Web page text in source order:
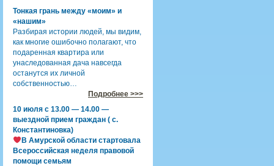
Тонкая грань между «моим» и
«нашим»
Разбирая истории людей, мы видим,
как многие ошибочно полагают, что
подаренная квартира или
унаследованная дача навсегда
останутся их личной
собственностью…
Подробнее >>>
10 июля с 13.00 — 14.00 —
выездной прием граждан ( с.
Константиновка)
В Амурской области стартовала
Всероссийская неделя правовой
помощи семьям